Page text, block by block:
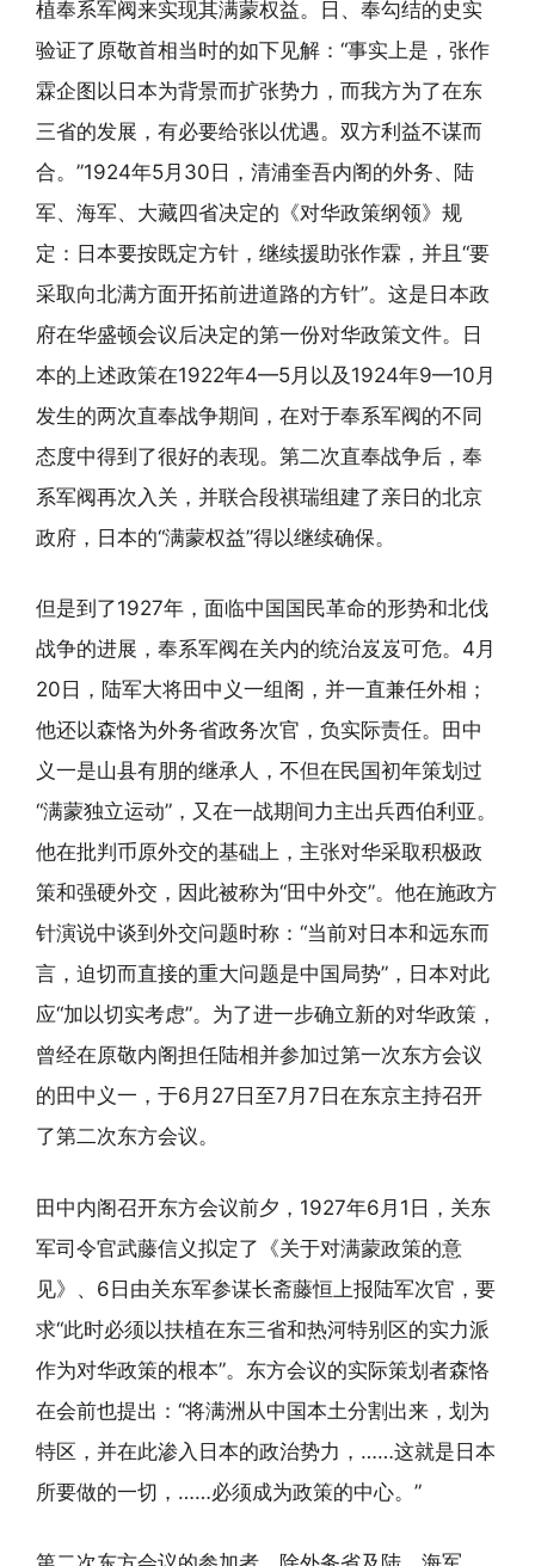
植奉系军阀来实现其满蒙权益。日、奉勾结的史实
验证了原敬首相当时的如下见解：“事实上是，张作
霖企图以日本为背景而扩张势力，而我方为了在东
三省的发展，有必要给张以优遇。双方利益不谋而
合。”1924年5月30日，清浦奎吾内阁的外务、陆
军、海军、大藏四省决定的《对华政策纲领》规
定：日本要按既定方针，继续援助张作霖，并且“要
采取向北满方面开拓前进道路的方针”。这是日本政
府在华盛顿会议后决定的第一份对华政策文件。日
本的上述政策在1922年4—5月以及1924年9—10月
发生的两次直奉战争期间，在对于奉系军阀的不同
态度中得到了很好的表现。第二次直奉战争后，奉
系军阀再次入关，并联合段祺瑞组建了亲日的北京
政府，日本的“满蒙权益”得以继续确保。
但是到了1927年，面临中国国民革命的形势和北伐
战争的进展，奉系军阀在关内的统治岌岌可危。4月
20日，陆军大将田中义一组阁，并一直兼任外相；
他还以森恪为外务省政务次官，负实际责任。田中
义一是山县有朋的继承人，不但在民国初年策划过
“满蒙独立运动”，又在一战期间力主出兵西伯利亚。
他在批判币原外交的基础上，主张对华采取积极政
策和强硬外交，因此被称为“田中外交”。他在施政方
针演说中谈到外交问题时称：“当前对日本和远东而
言，迫切而直接的重大问题是中国局势”，日本对此
应“加以切实考虑”。为了进一步确立新的对华政策，
曾经在原敬内阁担任陆相并参加过第一次东方会议
的田中义一，于6月27日至7月7日在东京主持召开
了第二次东方会议。
田中内阁召开东方会议前夕，1927年6月1日，关东
军司令官武藤信义拟定了《关于对满蒙政策的意
见》、6日由关东军参谋长斋藤恒上报陆军次官，要
求“此时必须以扶植在东三省和热河特别区的实力派
作为对华政策的根本”。东方会议的实际策划者森恪
在会前也提出：“将满洲从中国本土分割出来，划为
特区，并在此渗入日本的政治势力，……这就是日本
所要做的一切，……必须成为政策的中心。”